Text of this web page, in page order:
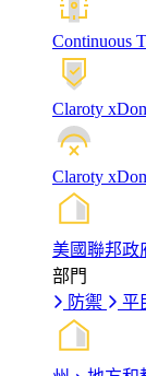
Continuous
Claroty
Claroty
美國聯邦政
部門
防禦
平